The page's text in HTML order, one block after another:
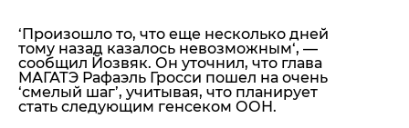
‘ Произошло то, что еще несколько дней
тому назад казалось невозможным‘, —
сообщил Йозвяк. Он уточнил, что глава
МАГАТЭ Рафаэль Гросси пошел на очень
‘смелый шаг’, учитывая, что планирует
стать следующим генсеком ООН.